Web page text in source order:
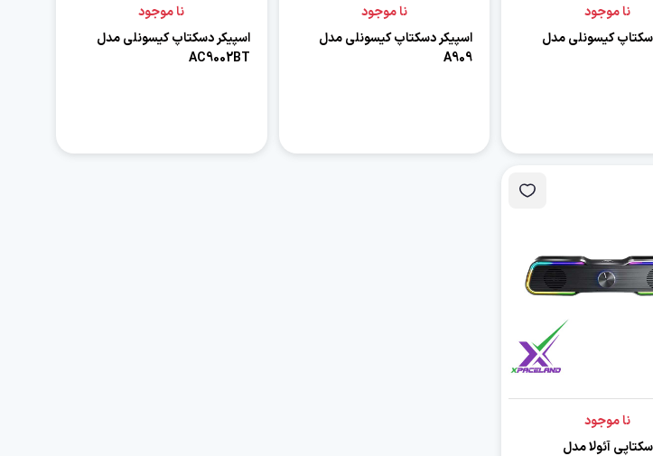
نا موجود
کیسونلی مدل
نا موجود
اسپیکر دسکتاپ کیسونلی مدل
A909
نا موجود
اسپیکر دسکتاپ کیسونلی مدل
AC9002BT
نا موجود
آئولا مدل